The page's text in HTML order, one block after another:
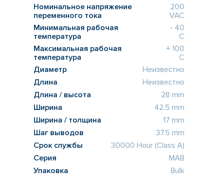
Номинальное напряжение
переменного тока
200
VAC
Минимальная рабочая
температура
- 40
C
Максимальная рабочая
температура
+ 100
C
Диаметр
Неизвестно
Длина
Неизвестно
Длина / высота
28 mm
Ширина
42.5 mm
Ширина / толщина
17 mm
Шаг выводов
37.5 mm
Срок службы
30000 Hour (Class A)
Серия
MAB
Упаковка
Bulk